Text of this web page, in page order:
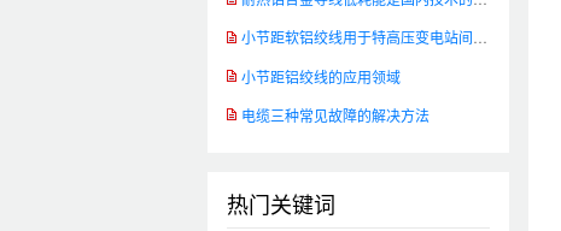
小节距铝绞线的应用领域
电缆三种常见故障的解决方法
热门关键词